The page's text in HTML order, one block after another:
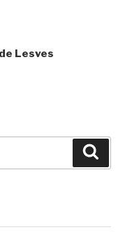
Lesves